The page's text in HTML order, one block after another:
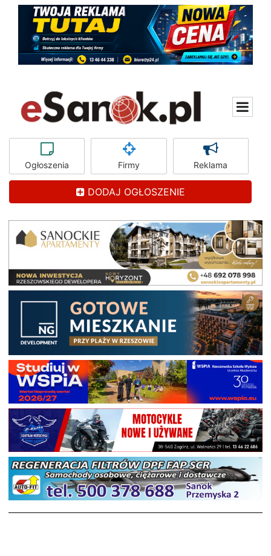
Ogłoszenia Firmy Reklama
DODAJ OGŁOSZENIE